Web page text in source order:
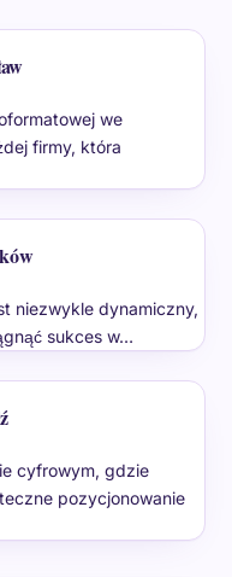
we
firmy, która
niezwykle dynamiczny,
sukces w…
cyfrowym, gdzie
pozycjonowanie